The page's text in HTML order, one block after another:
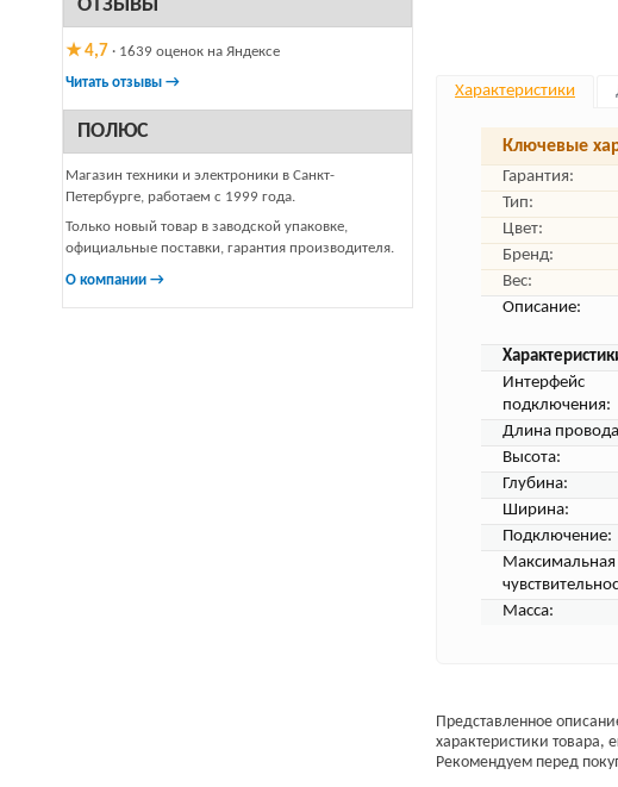
ОТЗЫВЫ
★ 4,7 · 1639 оценок на Яндексе
Читать отзывы →
ПОЛЮС
Магазин техники и электроники в Санкт-
Петербурге, работаем с 1999 года.
Только новый товар в заводской упаковке,
официальные поставки, гарантия производителя.
О компании →
Характеристики
Ключевые
Гарантия:
Тип:
Цвет:
Бренд:
Вес:
Описание:
Интерфейс
подключения:
Длина
Высота:
Глубина:
Ширина:
Подключение:
Максимальная
Масса:
Представленное
характеристики товара,
Рекомендуем перед